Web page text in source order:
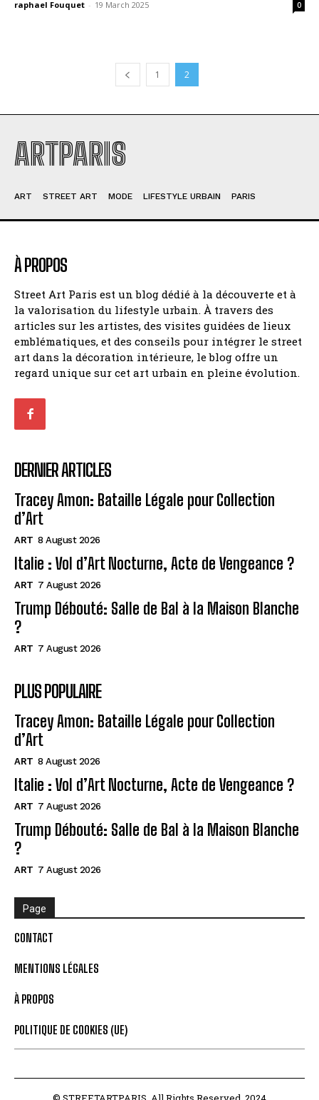
raphael Fouquet - 19 March 2025 0
1 2
ARTPARIS
ART STREET ART MODE LIFESTYLE URBAIN PARIS
À PROPOS
Street Art Paris est un blog dédié à la découverte et à
la valorisation du lifestyle urbain. À travers des
articles sur les artistes, des visites guidées de lieux
emblématiques, et des conseils pour intégrer le street
art dans la décoration intérieure, le blog offre un
regard unique sur cet art urbain en pleine évolution.
DERNIER ARTICLES
Tracey Amon: Bataille Légale pour Collection
d’Art
ART 8 August 2026
Italie : Vol d’Art Nocturne, Acte de Vengeance ?
ART 7 August 2026
Trump Débouté: Salle de Bal à la Maison Blanche
?
ART 7 August 2026
PLUS POPULAIRE
Tracey Amon: Bataille Légale pour Collection
d’Art
ART 8 August 2026
Italie : Vol d’Art Nocturne, Acte de Vengeance ?
ART 7 August 2026
Trump Débouté: Salle de Bal à la Maison Blanche
?
ART 7 August 2026
Page
CONTACT
MENTIONS LÉGALES
À PROPOS
POLITIQUE DE COOKIES (UE)